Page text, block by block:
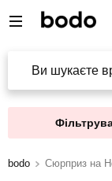
Ви шукаєте
bodo Сюрприз на